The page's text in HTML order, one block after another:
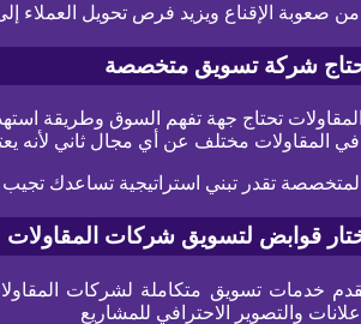
من صعوبة الإقناع ويزيد فرص تحويل العملاء
شركة تسويق متخصصة
تحتاج جهة تفهم السوق وطريقة
في المقاولات مختلف عن أي مجال ثاني لأنه
تقدر تبني استراتيجية تساعدك
قوابض لتسويق شركات المقاولات
خدمات تسويق متكاملة لشركات
والتصوير الاحترافي للمشاريع